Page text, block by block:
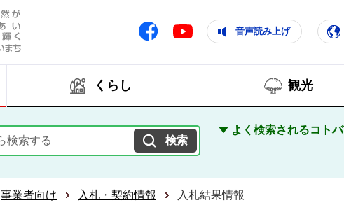
人と自然が響きあいともに輝く住みよいまち
Facebook Youtube 音声読み上げ
くらし 観光
よく検索されるコトバ
事業者向け 入札・契約情報 入札結果情報